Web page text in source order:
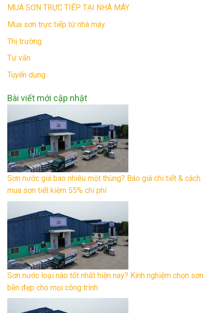
MUA SƠN TRỰC TIẾP TẠI NHÀ MÁY
Mua sơn trực tiếp từ nhà máy
Thị trường
Tư vấn
Tuyển dụng
Bài viết mới cập nhật
Sơn nước giá bao nhiêu một thùng? Báo giá chi tiết & cách
mua sơn tiết kiệm 55% chi phí
Sơn nước loại nào tốt nhất hiện nay? Kinh nghiệm chọn sơn
bền đẹp cho mọi công trình